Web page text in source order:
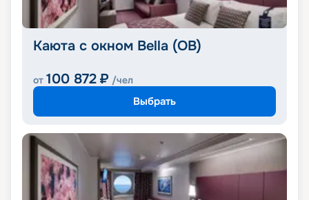
Каюта с окном Bella (OB)
от 100 872 ₽ /чел
Выбрать